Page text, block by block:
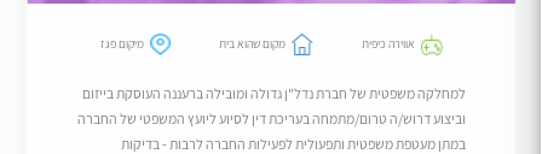
אווירה כיפית מקום שהוא בית מיקום פגז
למחלקה משפטית של חברת נדל"ן גדולה ומובילה ברעננה העוסקת בייזום
וביצוע דרוש/ה טרום/מתמחה בעריכת דין לסיוע ליועץ המשפטי של החברה
במתן מעטפת משפטית ותפעולית לפעילות החברה לרבות - בדיקות